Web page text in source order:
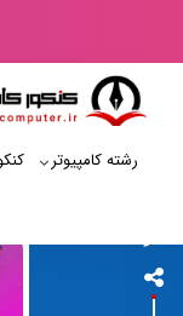
رشته کامپیوتر